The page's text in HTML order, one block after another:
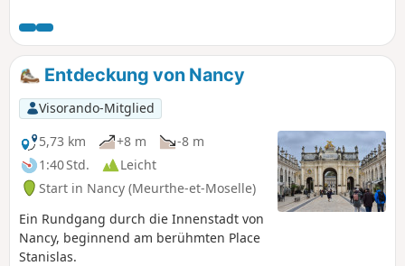
die Ebene zurückgeht.
Entdeckung von Nancy
Visorando-Mitglied
5,73 km
+8 m
-8 m
1:40 Std.
Leicht
Start in Nancy (Meurthe-et-Moselle)
Ein Rundgang durch die Innenstadt von
Nancy, beginnend am berühmten Place
Stanislas.